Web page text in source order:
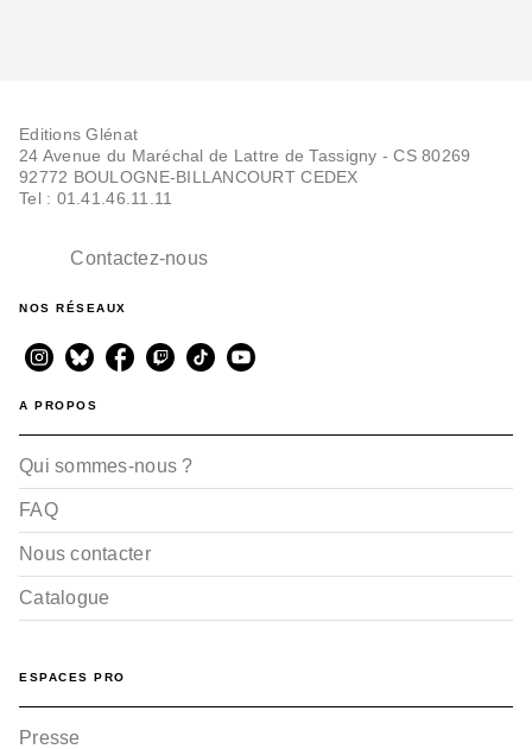
Editions Glénat
24 Avenue du Maréchal de Lattre de Tassigny - CS 80269
92772 BOULOGNE-BILLANCOURT CEDEX
Tel : 01.41.46.11.11
Contactez-nous
NOS RÉSEAUX
A PROPOS
Qui sommes-nous ?
FAQ
Nous contacter
Catalogue
ESPACES PRO
Presse